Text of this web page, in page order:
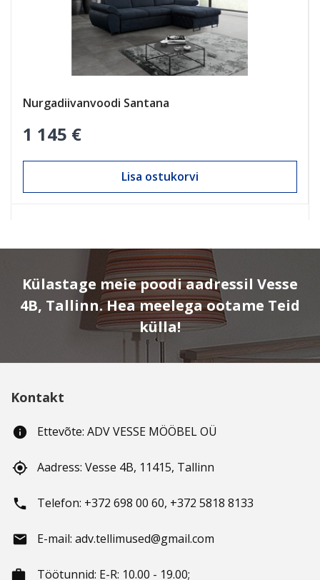
Nurgadiivanvoodi Santana
1 145 €
Lisa ostukorvi
Külastage meie poodi aadressil Vesse
4B, Tallinn. Hea meelega ootame Teid
külla!
Kontakt
info Ettevõte: ADV VESSE MÖÖBEL OÜ
gps_fixed Aadress: Vesse 4B, 11415, Tallinn
phone Telefon: +372 698 00 60, +372 5818 8133
email E-mail: adv.tellimused@gmail.com
working_hours
Töötunnid: E-R: 10.00 - 19.00;